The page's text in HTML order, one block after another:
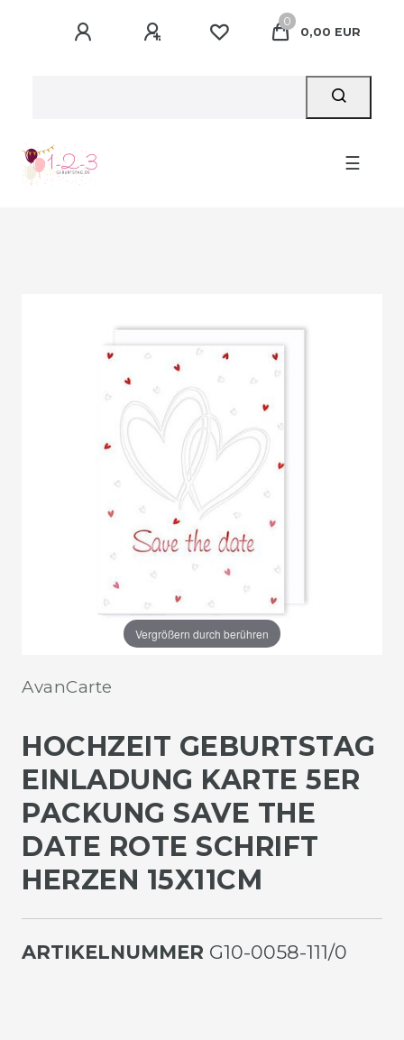
0
0,00 EUR
☰
Vergrößern durch berühren
AvanCarte
HOCHZEIT GEBURTSTAG
EINLADUNG KARTE 5ER
PACKUNG SAVE THE
DATE ROTE SCHRIFT
HERZEN 15X11CM
ARTIKELNUMMER G10-0058-111/0